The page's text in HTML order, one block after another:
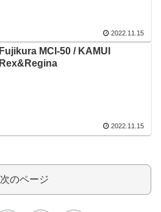
2022.11.15
Fujikura MCI-50 / KAMUI
Rex&Regina
2022.11.15
次のページ